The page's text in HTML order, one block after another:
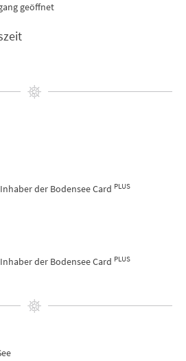
geöffnet
der Bodensee Card PLUS
der Bodensee Card PLUS